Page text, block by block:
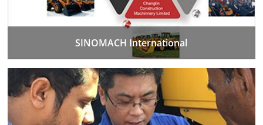
SINOMACH International